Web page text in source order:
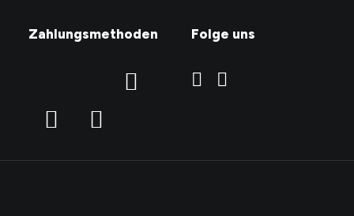
Zahlungsmethoden Folge uns